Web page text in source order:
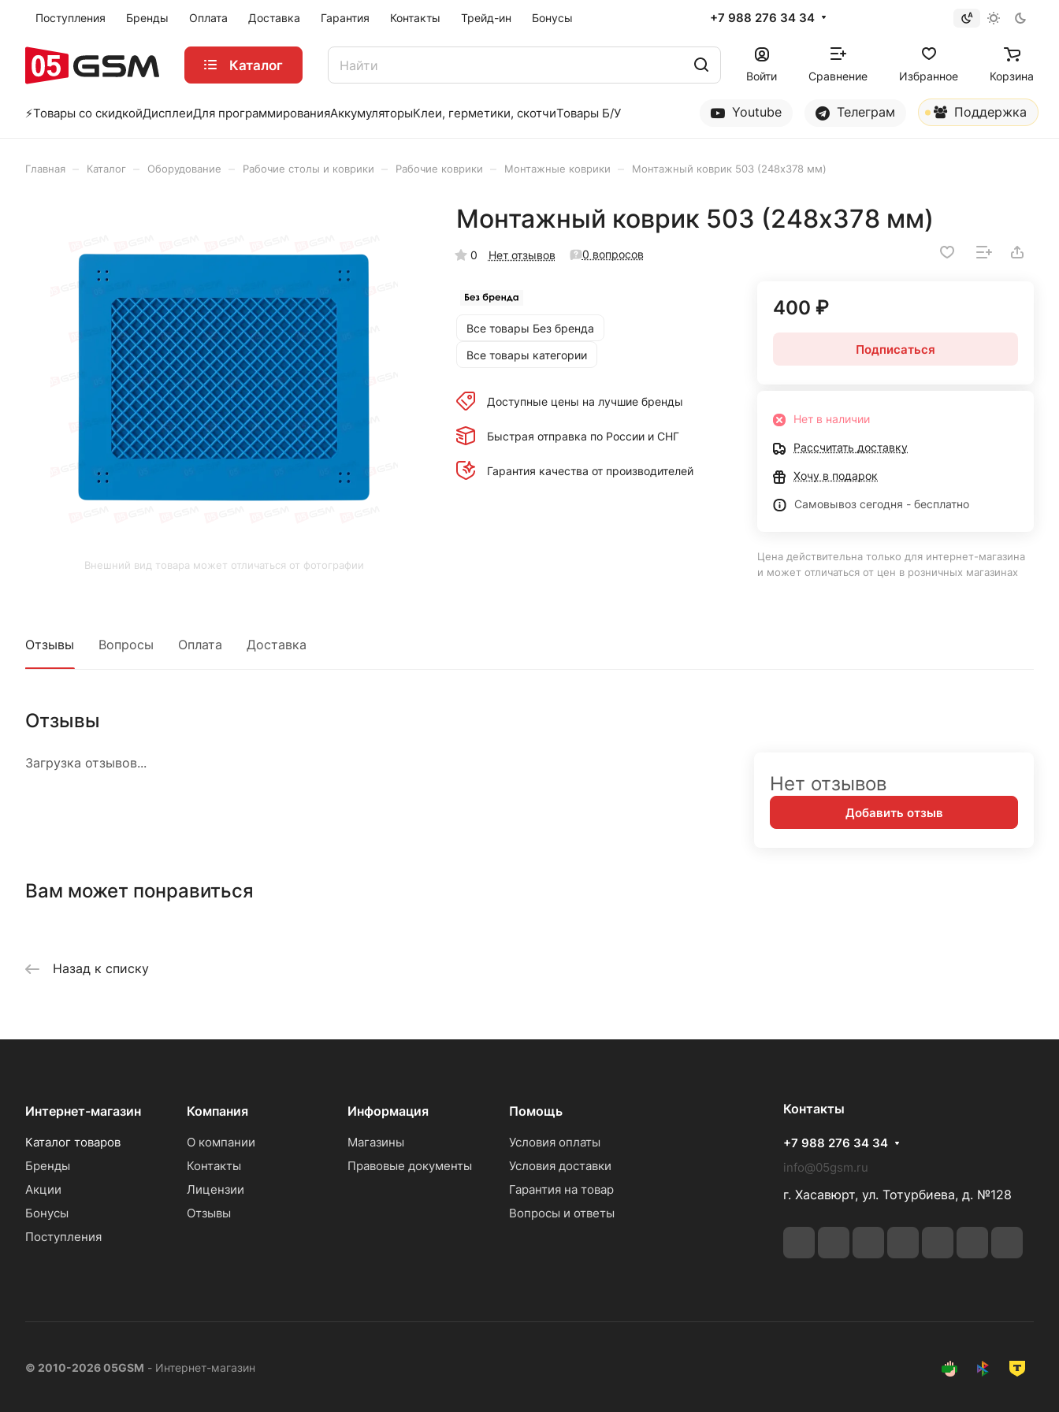
Поступления Бренды Оплата Доставка Гарантия Контакты Трейд-ин Бонусы +7 988 276 34 34
Каталог
Войти Сравнение Избранное Корзина
⚡️Товары со скидкойДисплеиДля программированияАккумуляторыКлеи, герметики, скотчиТовары Б/У Youtube Телеграм Поддержка
Главная Каталог Оборудование Рабочие столы и коврики Рабочие коврики Монтажные коврики Монтажный коврик 503 (248x378 мм)
Внешний вид товара может отличаться от фотографии
Монтажный коврик 503 (248x378 мм)
0 Нет отзывов 0 вопросов
Все товары Без бренда
Все товары категории
Доступные цены на лучшие бренды
Быстрая отправка по России и СНГ
Гарантия качества от производителей
400 ₽
Подписаться
Нет в наличии
Рассчитать доставку
Хочу в подарок
Самовывоз сегодня - бесплатно
Цена действительна только для интернет-магазина
и может отличаться от цен в розничных магазинах
Отзывы Вопросы Оплата Доставка
Отзывы
Загрузка отзывов...
Нет отзывов
Добавить отзыв
Вам может понравиться
Назад к списку
Интернет-магазин
Каталог товаров
Бренды
Акции
Бонусы
Поступления
Компания
О компании
Контакты
Лицензии
Отзывы
Информация
Магазины
Правовые документы
Помощь
Условия оплаты
Условия доставки
Гарантия на товар
Вопросы и ответы
Контакты
+7 988 276 34 34
info@05gsm.ru
г. Хасавюрт, ул. Тотурбиева, д. №128
© 2010-2026 05GSM - Интернет-магазин